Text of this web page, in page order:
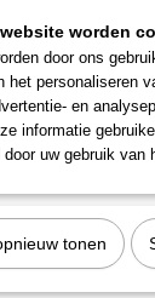
Productcode
EAN code
Productcode
Massief met
worden
door ons
het personaliseren
en
informatie
door uw gebruik van
tonen